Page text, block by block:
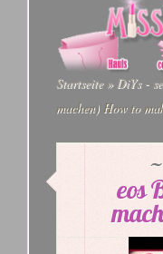
Startseite » DiYs -
machen) How to
eos